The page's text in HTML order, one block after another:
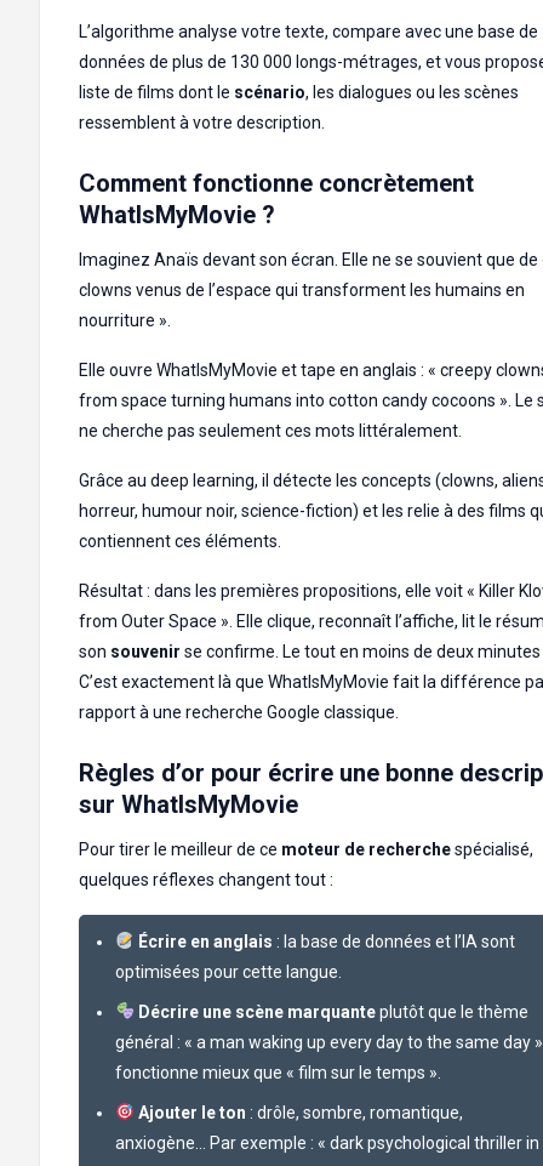
L’algorithme analyse votre texte, compare avec une base de
données de plus de 130 000 longs-métrages, et vous
liste de films dont le scénario, les dialogues ou les scènes
ressemblent à votre description.
Comment fonctionne concrètement
WhatIsMyMovie ?
Imaginez Anaïs devant son écran. Elle ne se souvient que de
clowns venus de l’espace qui transforment les humains en
nourriture ».
Elle ouvre WhatIsMyMovie et tape en anglais : « creepy
from space turning humans into cotton candy cocoons ». Le
ne cherche pas seulement ces mots littéralement.
Grâce au deep learning, il détecte les concepts (clowns,
horreur, humour noir, science-fiction) et les relie à des films
contiennent ces éléments.
Résultat : dans les premières propositions, elle voit « Killer
from Outer Space ». Elle clique, reconnaît l’affiche, lit le
son souvenir se confirme. Le tout en moins de deux minutes
C’est exactement là que WhatIsMyMovie fait la différence
rapport à une recherche Google classique.
Règles d’or pour écrire une bonne
sur WhatIsMyMovie
Pour tirer le meilleur de ce moteur de recherchespécialisé,
quelques réflexes changent tout :
Écrire en anglais : la base de données et l’IA sont
optimisées pour cette langue.
Décrire une scène marquanteplutôt que le thème
général : « a man waking up every day to the same day »
fonctionne mieux que « film sur le temps ».
Ajouter le ton : drôle, sombre, romantique,
anxiogène… Par exemple : « dark psychological thriller in